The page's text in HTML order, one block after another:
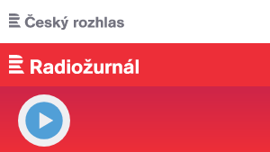
Přejít k hlavnímu obsahu